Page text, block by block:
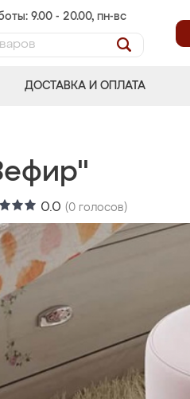
9.00 - 20.00, пн-вс
ДОСТАВКА И ОПЛАТА
0.0 (0 голосов)